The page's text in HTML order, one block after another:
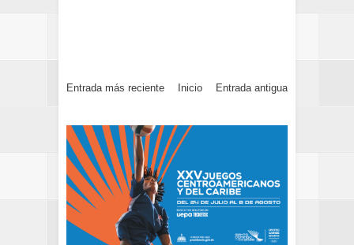
Entrada más reciente Entrada antigua
Inicio